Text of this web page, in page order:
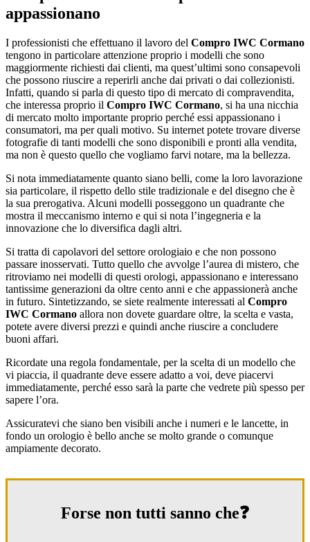
appassionano
I professionisti che effettuano il lavoro del Compro IWC Cormano
tengono in particolare attenzione proprio i modelli che sono
maggiormente richiesti dai clienti, ma quest’ultimi sono consapevoli
che possono riuscire a reperirli anche dai privati o dai collezionisti.
Infatti, quando si parla di questo tipo di mercato di compravendita,
che interessa proprio il Compro IWC Cormano, si ha una nicchia
di mercato molto importante proprio perché essi appassionano i
consumatori, ma per quali motivo. Su internet potete trovare diverse
fotografie di tanti modelli che sono disponibili e pronti alla vendita,
ma non è questo quello che vogliamo farvi notare, ma la bellezza.
Si nota immediatamente quanto siano belli, come la loro lavorazione
sia particolare, il rispetto dello stile tradizionale e del disegno che è
la sua prerogativa. Alcuni modelli posseggono un quadrante che
mostra il meccanismo interno e qui si nota l’ingegneria e la
innovazione che lo diversifica dagli altri.
Si tratta di capolavori del settore orologiaio e che non possono
passare inosservati. Tutto quello che avvolge l’aurea di mistero, che
ritroviamo nei modelli di questi orologi, appassionano e interessano
tantissime generazioni da oltre cento anni e che appassionerà anche
in futuro. Sintetizzando, se siete realmente interessati al Compro
IWC Cormano allora non dovete guardare oltre, la scelta e vasta,
potete avere diversi prezzi e quindi anche riuscire a concludere
buoni affari.
Ricordate una regola fondamentale, per la scelta di un modello che
vi piaccia, il quadrante deve essere adatto a voi, deve piacervi
immediatamente, perché esso sarà la parte che vedrete più spesso per
sapere l’ora.
Assicuratevi che siano ben visibili anche i numeri e le lancette, in
fondo un orologio è bello anche se molto grande o comunque
ampiamente decorato.
Forse non tutti sanno che❓